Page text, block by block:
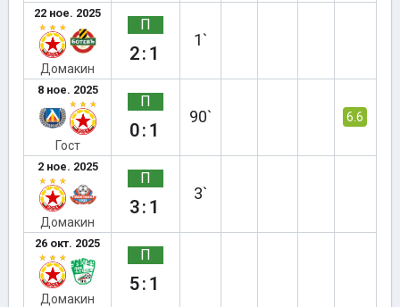
22 ное. 2025
Домакин
П
2:1
1`
8 ное. 2025
Гост
П
0:1
90` 6.6
2 ное. 2025
Домакин
П
3:1
3`
26 окт. 2025
Домакин
П
5:1